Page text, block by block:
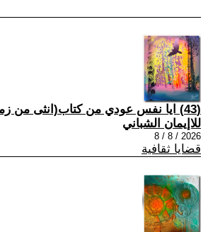
(43) ايا نفس عودي من كتاب(انثى من زمن آخر)
للاإيمان الشباني
2026 / 8 / 8
قضايا ثقافية